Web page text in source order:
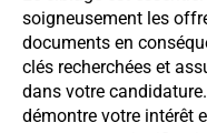
soigneusement les
documents en
clés recherchées et
dans votre
démontre votre intérêt